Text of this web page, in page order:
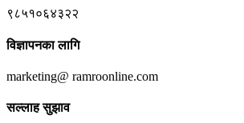
९८५१०६४३२२
विज्ञापनका लागि
marketing@ ramroonline.com
सल्लाह सुझाव